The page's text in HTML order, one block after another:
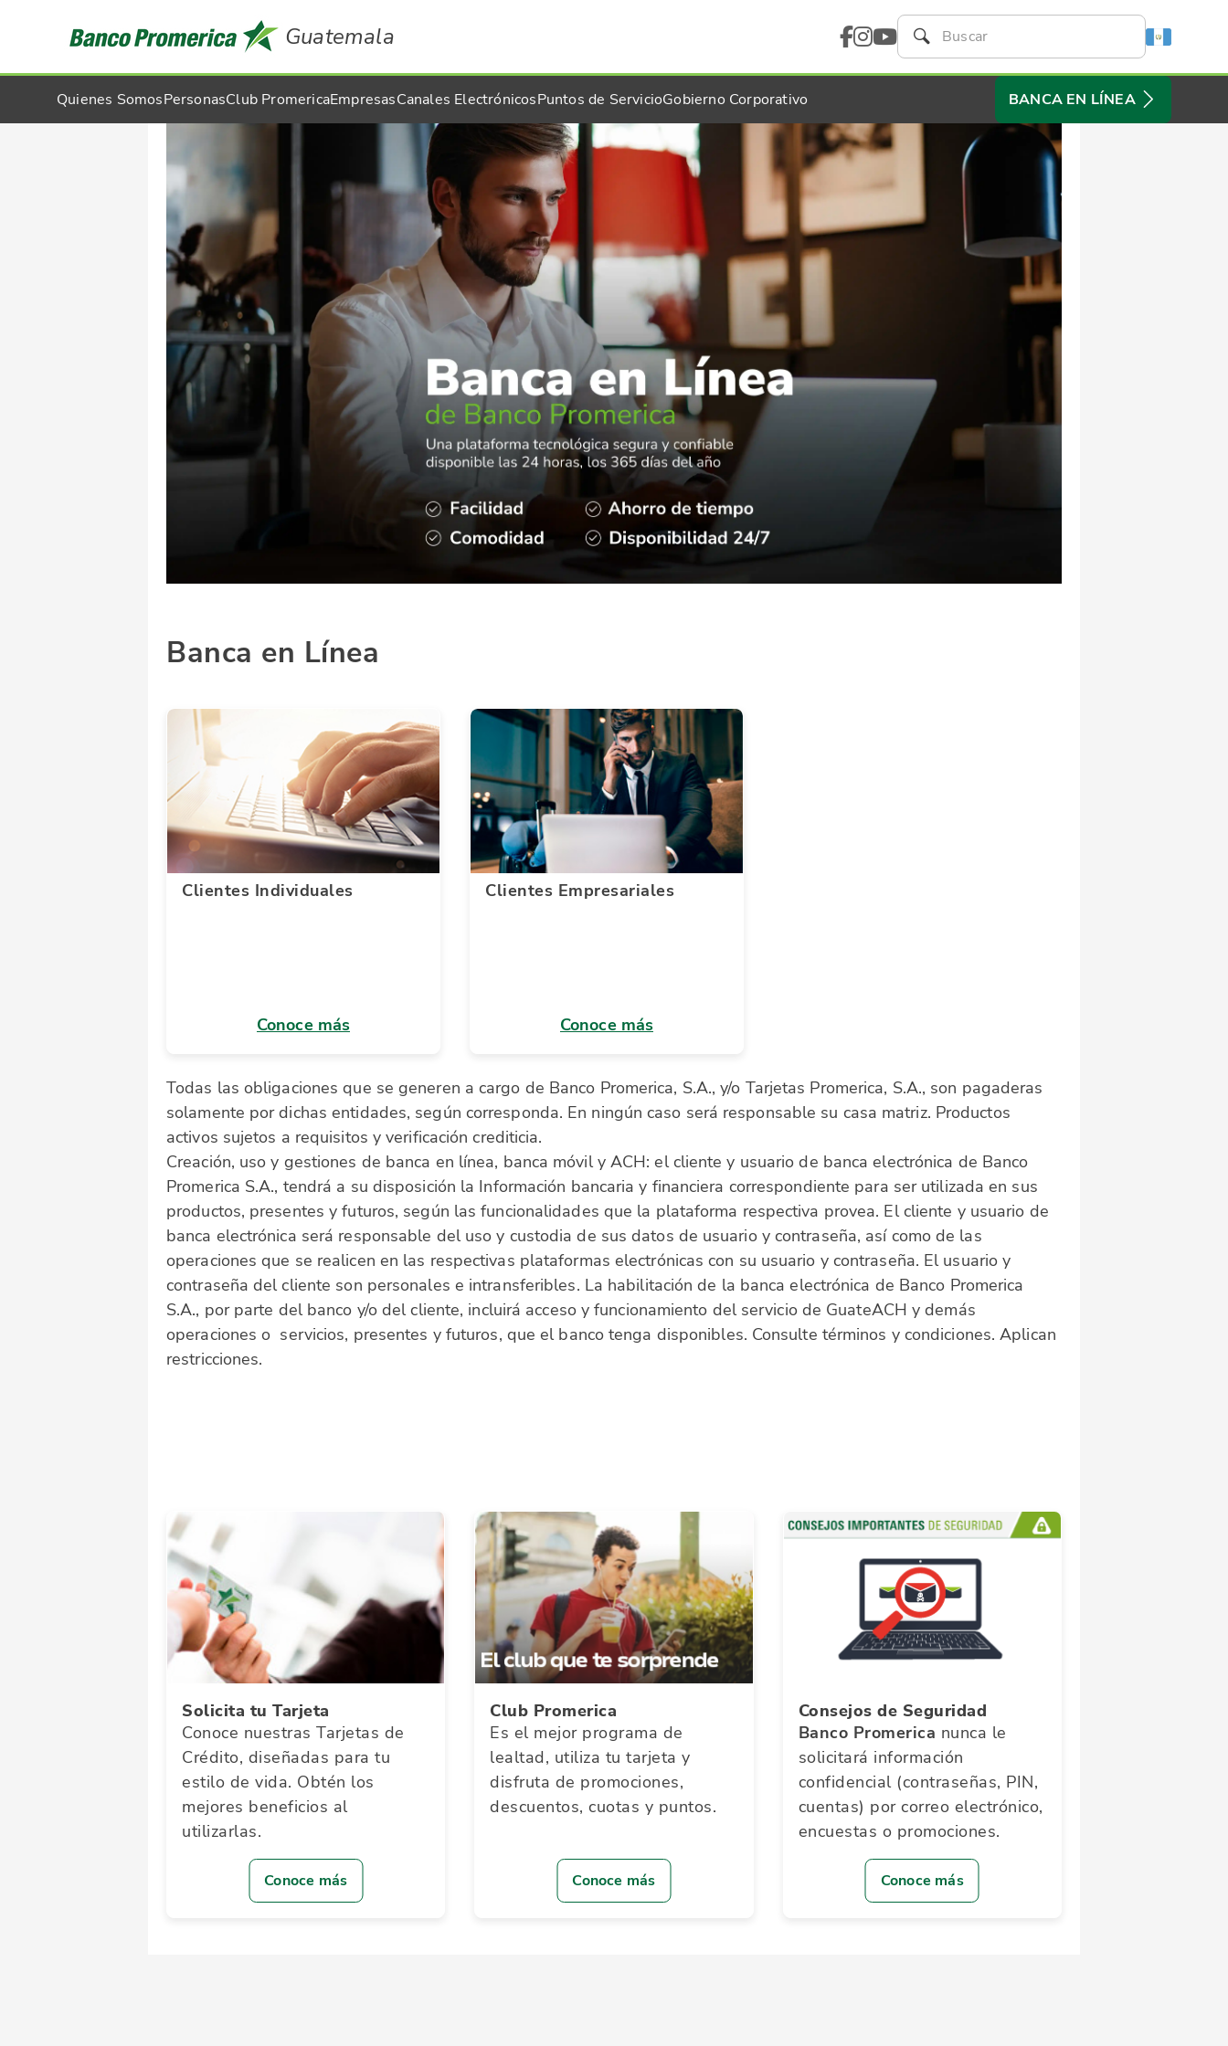
Guatemala
Quienes SomosPersonasClub PromericaEmpresasCanales ElectrónicosPuntos de ServicioGobierno Corporativo BANCA EN LÍNEA
Banca en Línea
Clientes Individuales
Conoce más
Clientes Empresariales
Conoce más
Todas las obligaciones que se generen a cargo de Banco Promerica, S.A., y/o Tarjetas Promerica, S.A., son pagaderas
solamente por dichas entidades, según corresponda. En ningún caso será responsable su casa matriz. Productos
activos sujetos a requisitos y verificación crediticia.
Creación, uso y gestiones de banca en línea, banca móvil y ACH: el cliente y usuario de banca electrónica de Banco
Promerica S.A., tendrá a su disposición la Información bancaria y financiera correspondiente para ser utilizada en sus
productos, presentes y futuros, según las funcionalidades que la plataforma respectiva provea. El cliente y usuario de
banca electrónica será responsable del uso y custodia de sus datos de usuario y contraseña, así como de las
operaciones que se realicen en las respectivas plataformas electrónicas con su usuario y contraseña. El usuario y
contraseña del cliente son personales e intransferibles. La habilitación de la banca electrónica de Banco Promerica
S.A., por parte del banco y/o del cliente, incluirá acceso y funcionamiento del servicio de GuateACH y demás
operaciones o servicios, presentes y futuros, que el banco tenga disponibles. Consulte términos y condiciones. Aplican
restricciones.
Solicita tu Tarjeta
Conoce nuestras Tarjetas de
Crédito, diseñadas para tu
estilo de vida. Obtén los
mejores beneficios al
utilizarlas.
Conoce más
Club Promerica
Es el mejor programa de
lealtad, utiliza tu tarjeta y
disfruta de promociones,
descuentos, cuotas y puntos.
Conoce más
Consejos de Seguridad
Banco Promerica nunca le
solicitará información
confidencial (contraseñas, PIN,
cuentas) por correo electrónico,
encuestas o promociones.
Conoce más